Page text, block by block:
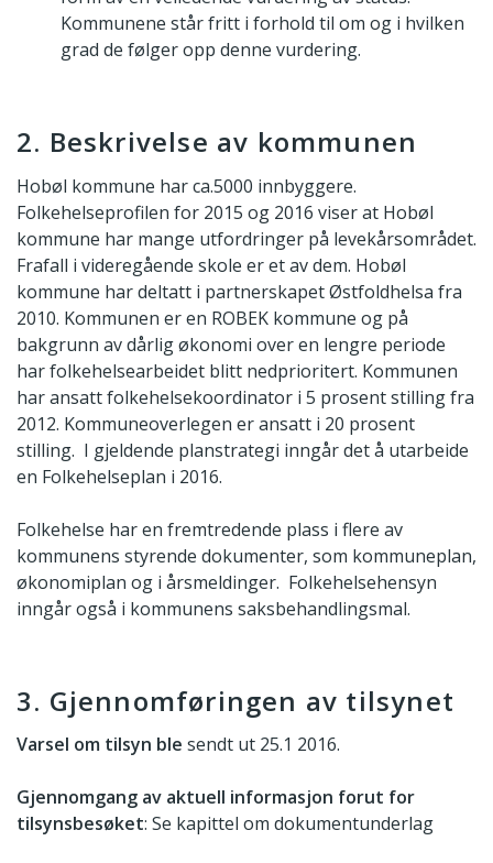
Kommunene står fritt i forhold til om og i hvilken
grad de følger opp denne vurdering.
2. Beskrivelse av kommunen
Hobøl kommune har ca.5000 innbyggere.
Folkehelseprofilen for 2015 og 2016 viser at Hobøl
kommune har mange utfordringer på levekårsområdet.
Frafall i videregående skole er et av dem. Hobøl
kommune har deltatt i partnerskapet Østfoldhelsa fra
2010. Kommunen er en ROBEK kommune og på
bakgrunn av dårlig økonomi over en lengre periode
har folkehelsearbeidet blitt nedprioritert. Kommunen
har ansatt folkehelsekoordinator i 5 prosent stilling fra
2012. Kommuneoverlegen er ansatt i 20 prosent
stilling. I gjeldende planstrategi inngår det å utarbeide
en Folkehelseplan i 2016.
Folkehelse har en fremtredende plass i flere av
kommunens styrende dokumenter, som kommuneplan,
økonomiplan og i årsmeldinger. Folkehelsehensyn
inngår også i kommunens saksbehandlingsmal.
3. Gjennomføringen av tilsynet
Varsel om tilsyn ble sendt ut 25.1 2016.
Gjennomgang av aktuell informasjon forut for
tilsynsbesøket: Se kapittel om dokumentunderlag